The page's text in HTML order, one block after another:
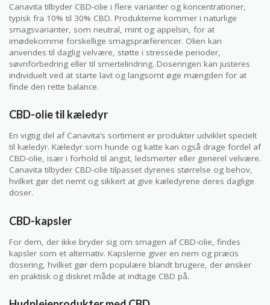
Canavita tilbyder CBD-olie i flere varianter og koncentrationer,
typisk fra 10% til 30% CBD. Produkterne kommer i naturlige
smagsvarianter, som neutral, mint og appelsin, for at
imødekomme forskellige smagspræferencer. Olien kan
anvendes til daglig velvære, støtte i stressede perioder,
søvnforbedring eller til smertelindring. Doseringen kan justeres
individuelt ved at starte lavt og langsomt øge mængden for at
finde den rette balance.
CBD-olie til kæledyr
En vigtig del af Canavita’s sortiment er produkter udviklet specielt
til kæledyr. Kæledyr som hunde og katte kan også drage fordel af
CBD-olie, især i forhold til angst, ledsmerter eller generel velvære.
Canavita tilbyder CBD-olie tilpasset dyrenes størrelse og behov,
hvilket gør det nemt og sikkert at give kæledyrene deres daglige
doser.
CBD-kapsler
For dem, der ikke bryder sig om smagen af CBD-olie, findes
kapsler som et alternativ. Kapslerne giver en nem og præcis
dosering, hvilket gør dem populære blandt brugere, der ønsker
en praktisk og diskret måde at indtage CBD på.